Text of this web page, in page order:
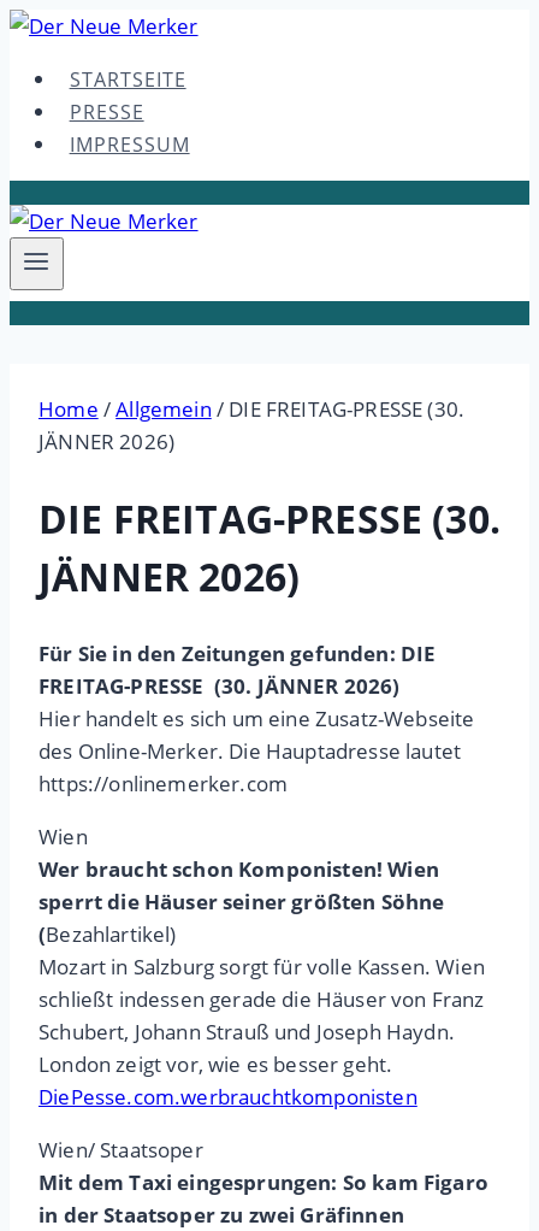
Skip
contentSTARTSEITE
PRESSE
IMPRESSUM
Home /Allgemein / DIE FREITAG-PRESSE (30.
JÄNNER 2026)
DIE FREITAG-PRESSE (30.
JÄNNER 2026)
Für Sie in den Zeitungen gefunden: DIE
FREITAG-PRESSE (30. JÄNNER 2026)
Hier handelt es sich um eine Zusatz-Webseite
des Online-Merker. Die Hauptadresse lautet
https://onlinemerker.com
Wien
Wer braucht schon Komponisten! Wien
sperrt die Häuser seiner größten Söhne
(Bezahlartikel)
Mozart in Salzburg sorgt für volle Kassen. Wien
schließt indessen gerade die Häuser von Franz
Schubert, Johann Strauß und Joseph Haydn.
London zeigt vor, wie es besser geht.
DiePesse.com.werbrauchtkomponisten
Wien/ Staatsoper
Mit dem Taxi eingesprungen: So kam Figaro
in der Staatsoper zu zwei Gräfinnen